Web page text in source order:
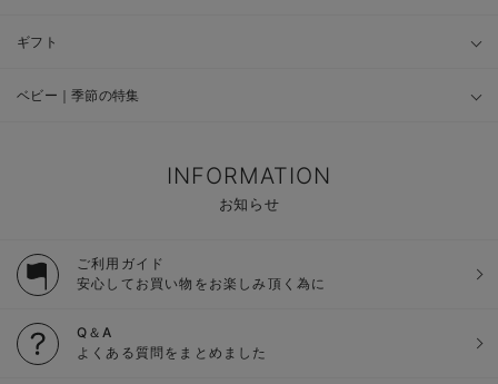
ギフト
ベビー｜季節の特集
INFORMATION
お知らせ
ご利用ガイド
安心してお買い物をお楽しみ頂く為に
Q＆A
よくある質問をまとめました